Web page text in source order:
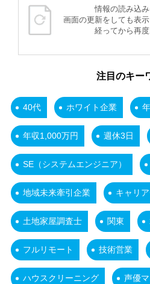
情報の読み込み
画面の更新をしても表
経ってから再度
注目のキー
40代 ホワイト企業
年収1,000万円 週休3日
SE（システムエンジニア）
地域未来牽引企業 キャリ
土地家屋調査士 関東
フルリモート 技術営業
ハウスクリーニング 声優